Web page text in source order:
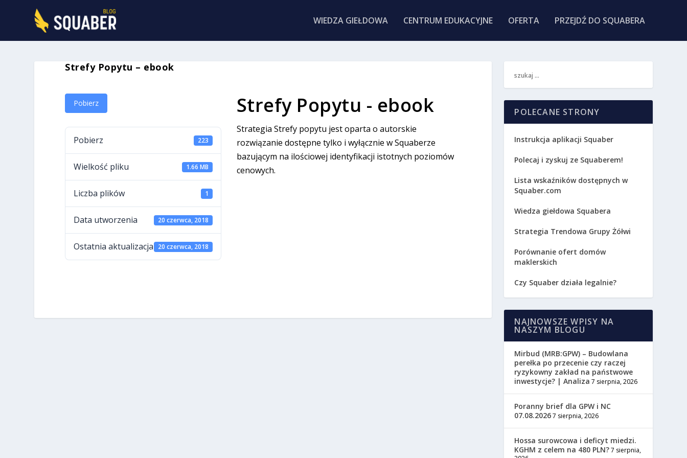
WIEDZA GIEŁDOWA CENTRUM EDUKACYJNE OFERTA PRZEJDŹ DO SQUABERA
Strefy Popytu – ebook
Pobierz
Pobierz 223
Wielkość pliku 1.66 MB
Liczba plików 1
Data utworzenia 20 czerwca, 2018
Ostatnia aktualizacja 20 czerwca, 2018
Strefy Popytu - ebook
Strategia Strefy popytu jest oparta o autorskie
rozwiązanie dostępne tylko i wyłącznie w Squaberze
bazującym na ilościowej identyfikacji istotnych poziomów
cenowych.
POLECANE STRONY
Instrukcja aplikacji Squaber
Polecaj i zyskuj ze Squaberem!
Lista wskaźników dostępnych w
Squaber.com
Wiedza giełdowa Squabera
Strategia Trendowa Grupy Żółwi
Porównanie ofert domów
maklerskich
Czy Squaber działa legalnie?
NAJNOWSZE WPISY NA
NASZYM BLOGU
Mirbud (MRB:GPW) – Budowlana
perełka po przecenie czy raczej
ryzykowny zakład na państwowe
inwestycje? | Analiza 7 sierpnia, 2026
Poranny brief dla GPW i NC
07.08.20267 sierpnia, 2026
Hossa surowcowa i deficyt miedzi.
KGHM z celem na 480 PLN?7 sierpnia,